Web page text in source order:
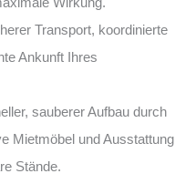
Transport, koordinierte
Ankunft Ihres
sauberer Aufbau durch
Mietmöbel und Ausstattung
Stände.